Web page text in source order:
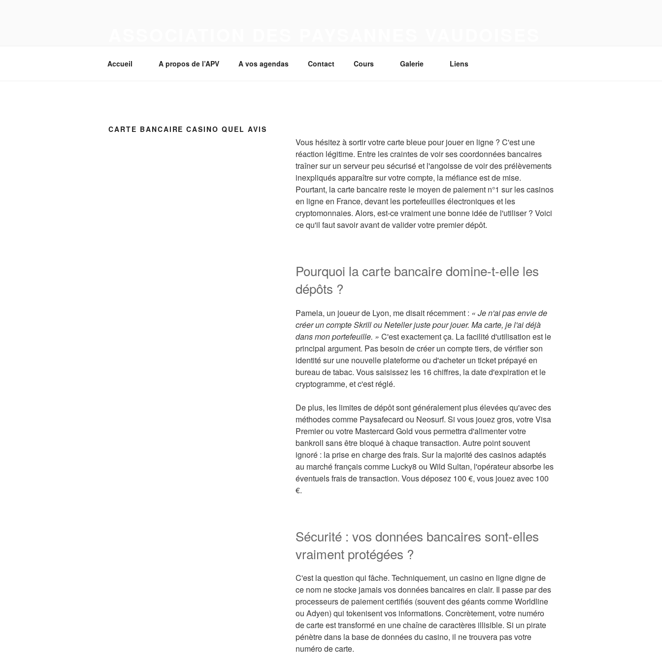
Accueil A propos de l’APV A vos agendas Contact Cours Galerie Liens
CARTE BANCAIRE CASINO QUEL AVIS
Vous hésitez à sortir votre carte bleue pour jouer en ligne ? C'est une
réaction légitime. Entre les craintes de voir ses coordonnées bancaires
traîner sur un serveur peu sécurisé et l'angoisse de voir des prélèvements
inexpliqués apparaître sur votre compte, la méfiance est de mise.
Pourtant, la carte bancaire reste le moyen de paiement n°1 sur les casinos
en ligne en France, devant les portefeuilles électroniques et les
cryptomonnaies. Alors, est-ce vraiment une bonne idée de l'utiliser ? Voici
ce qu'il faut savoir avant de valider votre premier dépôt.
Pourquoi la carte bancaire domine-t-elle les
dépôts ?
Pamela, un joueur de Lyon, me disait récemment : « Je n'ai pas envie de
créer un compte Skrill ou Neteller juste pour jouer. Ma carte, je l'ai déjà
dans mon portefeuille. » C'est exactement ça. La facilité d'utilisation est le
principal argument. Pas besoin de créer un compte tiers, de vérifier son
identité sur une nouvelle plateforme ou d'acheter un ticket prépayé en
bureau de tabac. Vous saisissez les 16 chiffres, la date d'expiration et le
cryptogramme, et c'est réglé.
De plus, les limites de dépôt sont généralement plus élevées qu'avec des
méthodes comme Paysafecard ou Neosurf. Si vous jouez gros, votre Visa
Premier ou votre Mastercard Gold vous permettra d'alimenter votre
bankroll sans être bloqué à chaque transaction. Autre point souvent
ignoré : la prise en charge des frais. Sur la majorité des casinos adaptés
au marché français comme Lucky8 ou Wild Sultan, l'opérateur absorbe les
éventuels frais de transaction. Vous déposez 100 €, vous jouez avec 100
€.
Sécurité : vos données bancaires sont-elles
vraiment protégées ?
C'est la question qui fâche. Techniquement, un casino en ligne digne de
ce nom ne stocke jamais vos données bancaires en clair. Il passe par des
processeurs de paiement certifiés (souvent des géants comme Worldline
ou Adyen) qui tokenisent vos informations. Concrètement, votre numéro
de carte est transformé en une chaîne de caractères illisible. Si un pirate
pénètre dans la base de données du casino, il ne trouvera pas votre
numéro de carte.